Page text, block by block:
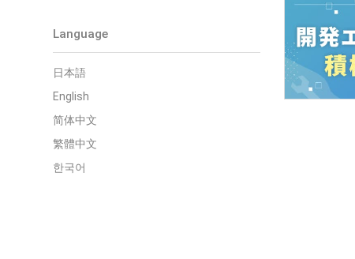
Language
日本語
English
简体中文
繁體中文
한국어